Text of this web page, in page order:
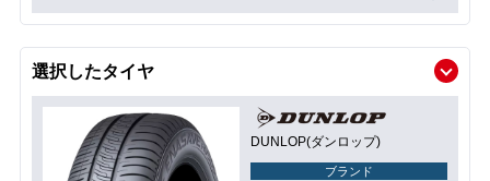
選択したタイヤ
DUNLOP(ダンロップ)
ブランド